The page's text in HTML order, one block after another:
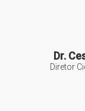
Dr.
Diretor